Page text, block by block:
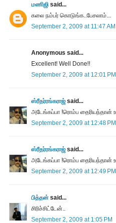
மணிஜி said...
கலை நம்பர் கொடுங்க..பேசலாம்...
September 2, 2009 at 11:47 AM
Anonymous said...
Excellent! Well Done!!
September 2, 2009 at 12:01 PM
ஸ்ரீதர்ரங்கராஜ்said...
அடேங்கப்பா !ரொம்ப தைரியந்தான்
September 2, 2009 at 12:48 PM
ஸ்ரீதர்ரங்கராஜ்said...
அடேங்கப்பா !ரொம்ப தைரியந்தான்
September 2, 2009 at 12:49 PM
பித்தன் said...
சிரிச்சிட்டேன்..
September 2, 2009 at 1:05 PM